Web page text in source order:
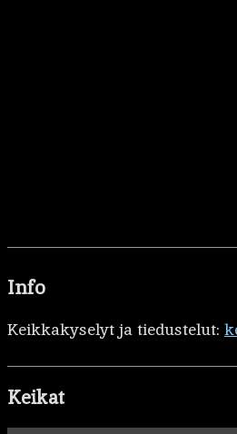
Info
Keikkakyselyt ja tiedustelut:
Keikat